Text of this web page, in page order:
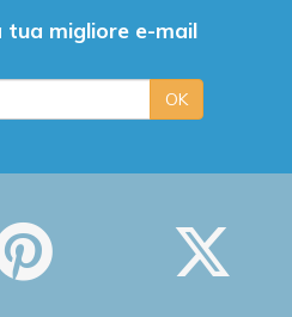
tua migliore e-mail
OK